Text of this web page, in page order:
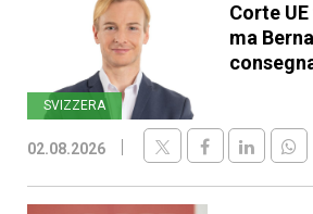
SVIZZERA
Corte
ma
02.08.2026